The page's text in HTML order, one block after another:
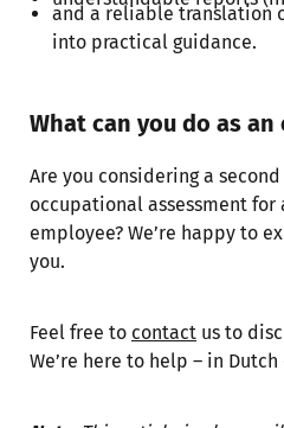
and a reliable translation
into practical guidance.
What can you do as an
Are you considering a
occupational assessment
employee? We’re happy to
you.
Feel free to contact us to
We’re here to help – in Dutch